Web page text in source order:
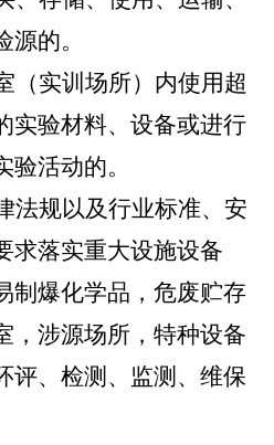
的。
（实训场所）内使用超
实验材料、设备或进行
活动的。
法规以及行业标准、安
求落实重大设施设备
制爆化学品，危废贮存
，涉源场所，特种设备
评、检测、监测、维保